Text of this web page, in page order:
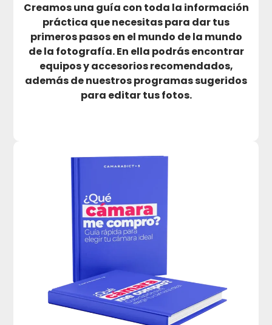
Creamos una guía con toda la información
práctica que necesitas para dar tus
primeros pasos en el mundo de la mundo
de la fotografía. En ella podrás encontrar
equipos y accesorios recomendados,
además de nuestros programas sugeridos
para editar tus fotos.